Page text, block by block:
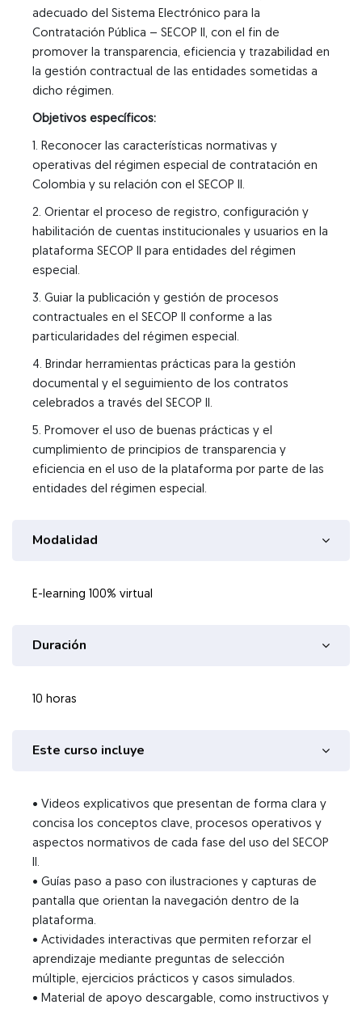
adecuado del Sistema Electrónico para la
Contratación Pública – SECOP II, con el fin de
promover la transparencia, eficiencia y trazabilidad en
la gestión contractual de las entidades sometidas a
dicho régimen.
Objetivos específicos:
1. Reconocer las características normativas y
operativas del régimen especial de contratación en
Colombia y su relación con el SECOP II.
2. Orientar el proceso de registro, configuración y
habilitación de cuentas institucionales y usuarios en la
plataforma SECOP II para entidades del régimen
especial.
3. Guiar la publicación y gestión de procesos
contractuales en el SECOP II conforme a las
particularidades del régimen especial.
4. Brindar herramientas prácticas para la gestión
documental y el seguimiento de los contratos
celebrados a través del SECOP II.
5. Promover el uso de buenas prácticas y el
cumplimiento de principios de transparencia y
eficiencia en el uso de la plataforma por parte de las
entidades del régimen especial.
Modalidad
Duración
10 horas
Este curso incluye
• Videos explicativos que presentan de forma clara y
concisa los conceptos clave, procesos operativos y
aspectos normativos de cada fase del uso del SECOP
II.
• Guías paso a paso con ilustraciones y capturas de
pantalla que orientan la navegación dentro de la
plataforma.
• Actividades interactivas que permiten reforzar el
aprendizaje mediante preguntas de selección
múltiple, ejercicios prácticos y casos simulados.
• Material de apoyo descargable, como instructivos y